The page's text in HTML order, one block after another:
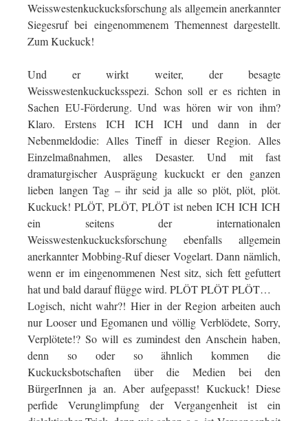
Weisswestenkuckucksforschung als allgemein anerkannter
Siegesruf bei eingenommenem Themennest dargestellt.
Zum Kuckuck!
Und er wirkt weiter, der besagte
Weisswestenkuckucksspezi. Schon soll er es richten in
Sachen EU-Förderung. Und was hören wir von ihm?
Klaro. Erstens ICH ICH ICH und dann in der
Nebenmeldodie: Alles Tineff in dieser Region. Alles
Einzelmaßnahmen, alles Desaster. Und mit fast
dramaturgischer Ausprägung kuckuckt er den ganzen
lieben langen Tag – ihr seid ja alle so plöt, plöt, plöt.
Kuckuck! PLÖT, PLÖT, PLÖT ist neben ICH ICH ICH
ein seitens der internationalen
Weisswestenkuckucksforschung ebenfalls allgemein
anerkannter Mobbing-Ruf dieser Vogelart. Dann nämlich,
wenn er im eingenommenen Nest sitz, sich fett gefuttert
hat und bald darauf flügge wird. PLÖT PLÖT PLÖT…
Logisch, nicht wahr?! Hier in der Region arbeiten auch
nur Looser und Egomanen und völlig Verblödete, Sorry,
Verplötete!? So will es zumindest den Anschein haben,
denn so oder so ähnlich kommen die
Kuckucksbotschaften über die Medien bei den
BürgerInnen ja an. Aber aufgepasst! Kuckuck! Diese
perfide Verunglimpfung der Vergangenheit ist ein